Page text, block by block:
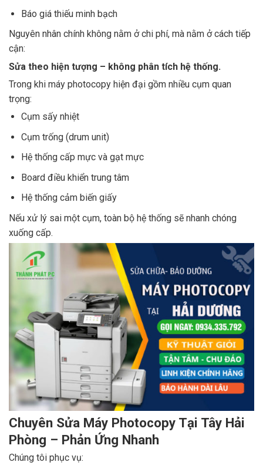
Báo giá thiếu minh bạch
Nguyên nhân chính không nằm ở chi phí, mà nằm ở cách tiếp
cận:
Sửa theo hiện tượng – không phân tích hệ thống.
Trong khi máy photocopy hiện đại gồm nhiều cụm quan
trọng:
Cụm sấy nhiệt
Cụm trống (drum unit)
Hệ thống cấp mực và gạt mực
Board điều khiển trung tâm
Hệ thống cảm biến giấy
Nếu xử lý sai một cụm, toàn bộ hệ thống sẽ nhanh chóng
xuống cấp.
Chuyên Sửa Máy Photocopy Tại Tây Hải
Phòng – Phản Ứng Nhanh
Chúng tôi phục vụ: